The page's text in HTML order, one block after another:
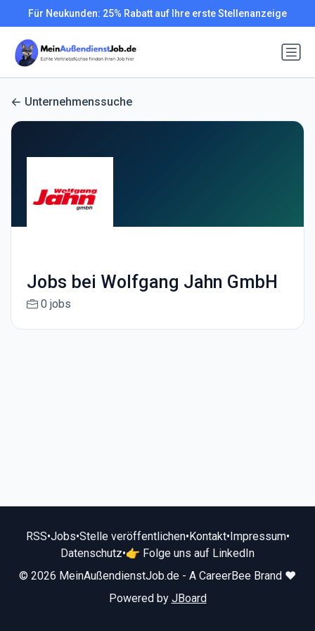
Für Neukunden: 25% Rabatt auf Ihre erste Stellenanzeige
Unternehmenssuche
Jobs bei Wolfgang Jahn GmbH
0 jobs
RSS•Jobs•Stelle veröffentlichen•Kontakt•Impressum•
Datenschutz•👉 Folge uns auf LinkedIn
© 2026 MeinAußendienstJob.de - A CareerBee Brand ❤️
Powered by JBoard